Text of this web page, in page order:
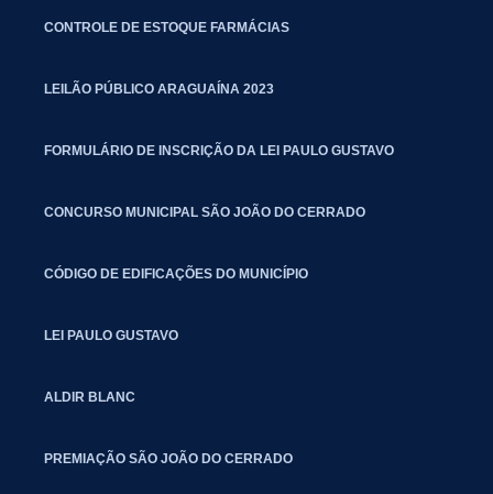
CONTROLE DE ESTOQUE FARMÁCIAS
LEILÃO PÚBLICO ARAGUAÍNA 2023
FORMULÁRIO DE INSCRIÇÃO DA LEI PAULO GUSTAVO
CONCURSO MUNICIPAL SÃO JOÃO DO CERRADO
CÓDIGO DE EDIFICAÇÕES DO MUNICÍPIO
LEI PAULO GUSTAVO
ALDIR BLANC
PREMIAÇÃO SÃO JOÃO DO CERRADO